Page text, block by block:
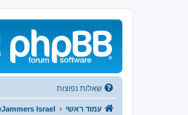
שאלות נפוצות
עמוד ראשי Israel